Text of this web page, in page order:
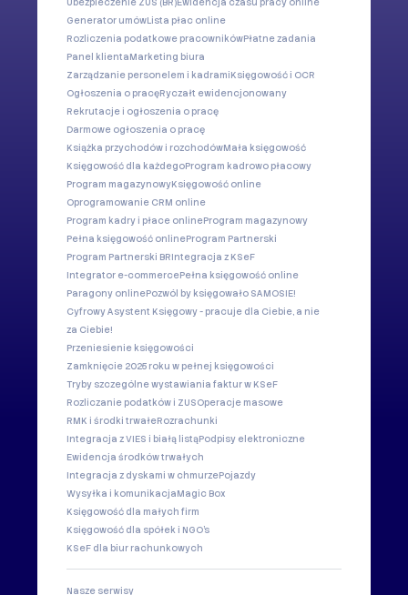
Generator umówLista płac online
Rozliczenia podatkowe pracownikówPłatne zadania
Panel klientaMarketing biura
Zarządzanie personelem i kadramiKsięgowość i OCR
Ogłoszenia o pracęRyczałt ewidencjonowany
Rekrutacje i ogłoszenia o pracę
Darmowe ogłoszenia o pracę
Książka przychodów i rozchodówMała księgowość
Księgowość dla każdegoProgram kadrowo płacowy
Program magazynowyKsięgowość online
Oprogramowanie CRM online
Program kadry i płace onlineProgram magazynowy
Pełna księgowość onlineProgram Partnerski
Program Partnerski BRIntegracja z KSeF
Integrator e-commercePełna księgowość online
Paragony onlinePozwól by księgowało SAMOSIE!
Cyfrowy Asystent Księgowy - pracuje dla Ciebie, a nie
za Ciebie!
Przeniesienie księgowości
Zamknięcie 2025 roku w pełnej księgowości
Tryby szczególne wystawiania faktur w KSeF
Rozliczanie podatków i ZUSOperacje masowe
RMK i środki trwałeRozrachunki
Integracja z VIES i białą listąPodpisy elektroniczne
Ewidencja środków trwałych
Integracja z dyskami w chmurzePojazdy
Wysyłka i komunikacjaMagic Box
Księgowość dla małych firm
Księgowość dla spółek i NGO's
KSeF dla biur rachunkowych
Nasze serwisy